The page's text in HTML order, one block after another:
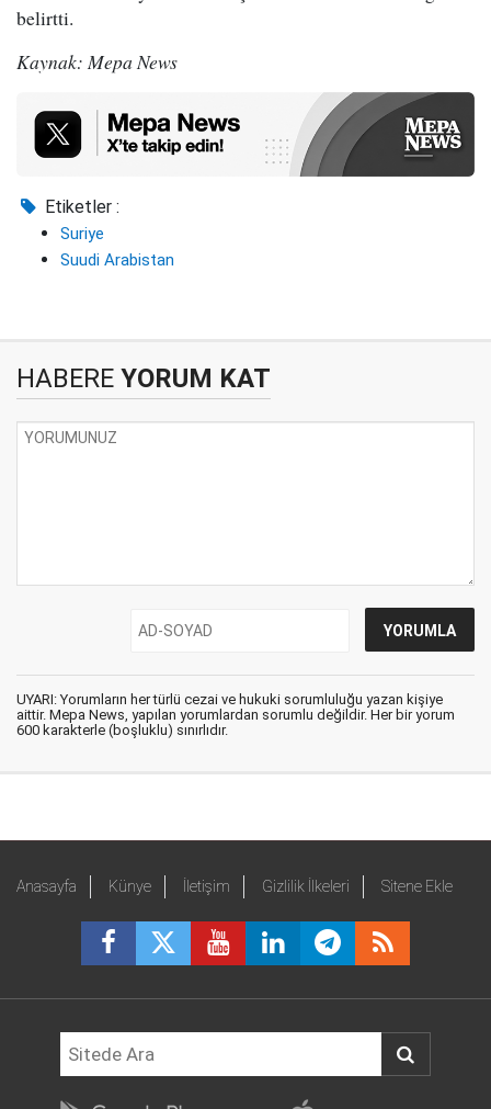
belirtti.
Kaynak: Mepa News
Etiketler :
Suriye
Suudi Arabistan
HABERE YORUM KAT
UYARI: Yorumların her türlü cezai ve hukuki sorumluluğu yazan kişiye
aittir. Mepa News, yapılan yorumlardan sorumlu değildir. Her bir yorum
600 karakterle (boşluklu) sınırlıdır.
Anasayfa Künye İletişim Gizlilik İlkeleri Sitene Ekle